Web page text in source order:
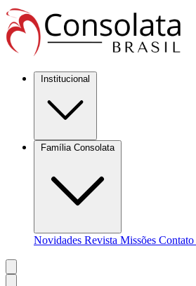
Institucional
Família Consolata
Novidades Revista Missões Contato